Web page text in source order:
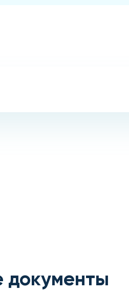
документы